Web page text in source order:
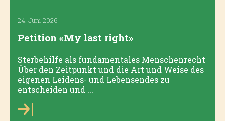
24. Juni 2026
Petition «My last right»
Sterbehilfe als fundamentales Menschenrecht
Über den Zeitpunkt und die Art und Weise des
eigenen Leidens- und Lebensendes zu
entscheiden und ...